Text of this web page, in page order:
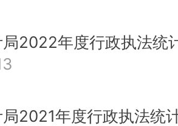
2022年度行政执法统
2021年度行政执法统